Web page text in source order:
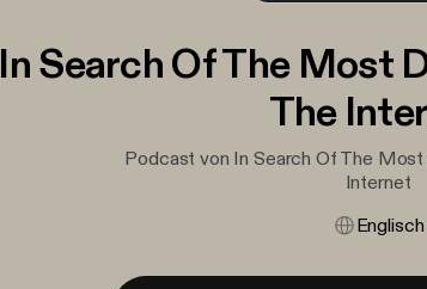
In Search Of The Most
The
Podcast von In Search Of The Most
Internet
Englisch